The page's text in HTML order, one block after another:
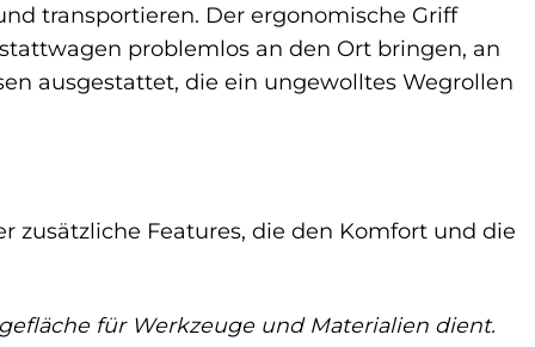
transportieren. Der ergonomische Griff
problemlos an den Ort bringen, an
ausgestattet, die ein ungewolltes Wegrollen
zusätzliche Features, die den Komfort und die
für Werkzeuge und Materialien dient.